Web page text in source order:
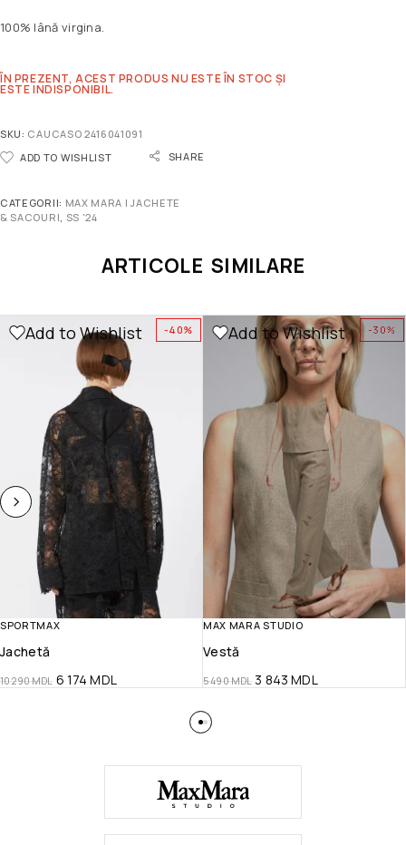
100% lână virgina.
ÎN PREZENT, ACEST PRODUS NU ESTE ÎN STOC ȘI
ESTE INDISPONIBIL.
SKU: CAUCASO 2416041091
ADD TO WISHLIST
SHARE
CATEGORII: MAX MARA | JACHETE
& SACOURI, SS '24
ARTICOLE SIMILARE
-40%
Add to Wishlist
SPORTMAX
Jachetă
10 290MDL 6 174MDL
-30%
Add to Wishlist
MAX MARA STUDIO
Vestă
5 490MDL 3 843MDL